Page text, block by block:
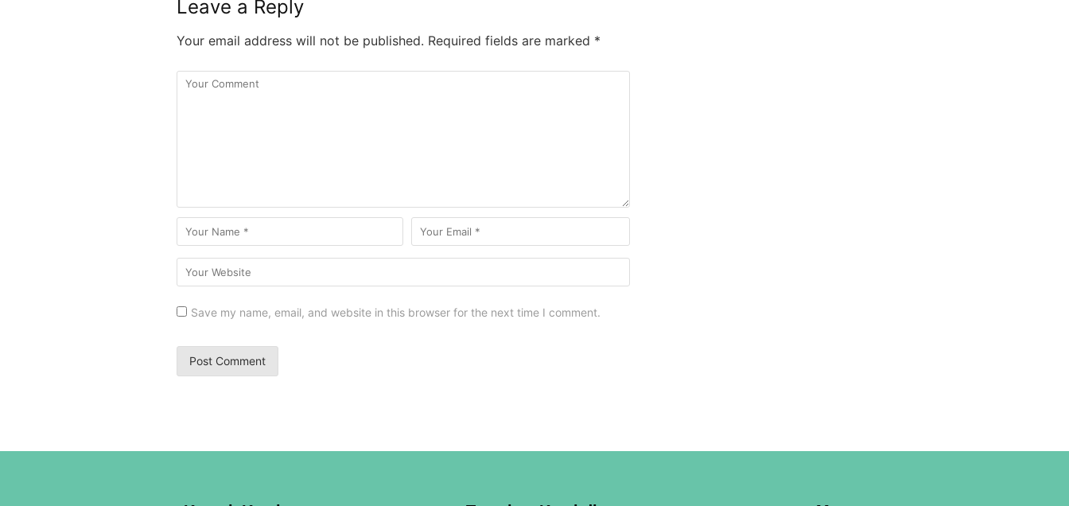
Leave a Reply
Your email address will not be published. Required fields are marked *
Save my name, email, and website in this browser for the next time I comment.